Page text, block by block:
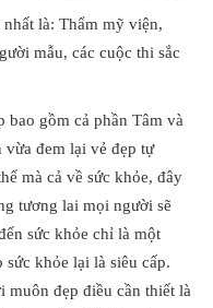
là: Thẩm mỹ viện,
mẫu, các cuộc thi sắc
bao gồm cả phần Tâm và
vừa đem lại vẻ đẹp tự
mà cả về sức khỏe, đây
tương lai mọi người sẽ
sức khỏe chỉ là một
sức khỏe lại là siêu cấp.
đẹp điều cần thiết là